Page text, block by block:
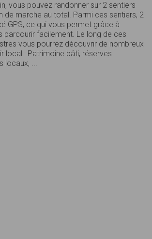
vous pouvez randonner sur 2 sentiers
de marche au total. Parmi ces sentiers, 2
GPS, ce qui vous permet grâce à
parcourir facilement. Le long de ces
vous pourrez découvrir de nombreux
local : Patrimoine bâti, réserves
locaux, ...